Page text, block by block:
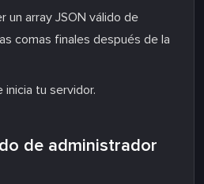
un array JSON válido de
comas finales después de la
inicia tu servidor.
de administrador